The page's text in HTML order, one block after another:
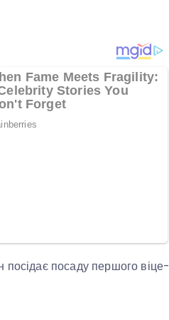
посідає посаду першого віце-